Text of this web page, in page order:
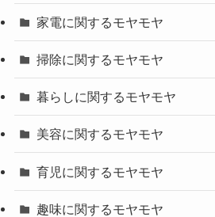
家電に関するモヤモヤ
掃除に関するモヤモヤ
暮らしに関するモヤモヤ
美容に関するモヤモヤ
育児に関するモヤモヤ
趣味に関するモヤモヤ